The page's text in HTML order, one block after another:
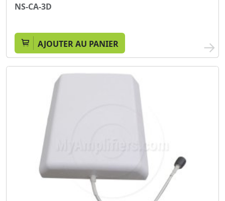
NS-CA-3D
AJOUTER AU PANIER